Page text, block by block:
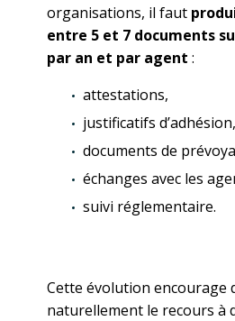
organisations, il faut
entre 5 et 7 documents
par an et par agent :
attestations,
justificatifs d’adhésion,
documents de
échanges avec les
suivi réglementaire.
Cette évolution encourage
naturellement le recours à